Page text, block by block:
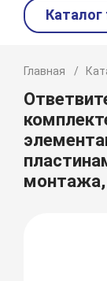
Каталог
Главная
монтажа,